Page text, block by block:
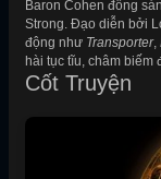
Baron Cohen đồng
Strong. Đạo diễn bởi
động như Transporter,
hài tục tĩu, châm biếm
Cốt Truyện